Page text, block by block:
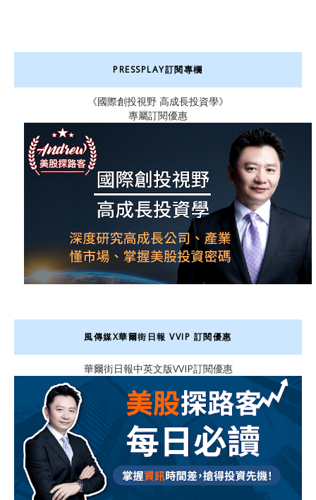
PRESSPLAY訂閱專欄
《國際創投視野 高成長投資學》
專屬訂閱優惠
風傳媒X華爾街日報 VVIP 訂閱優惠
華爾街日報中英文版VVIP訂閱優惠